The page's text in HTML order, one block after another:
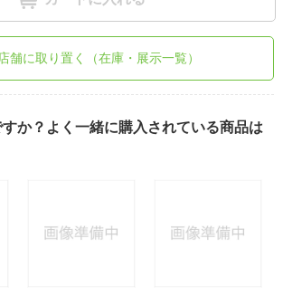
店舗に取り置く（在庫・展示一覧）
か？よく一緒に購入されている商品は